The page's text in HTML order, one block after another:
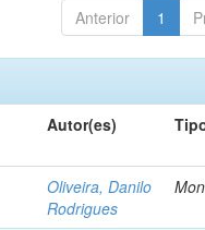
Anterior 1
Autor(es)
Oliveira, Danilo
Rodrigues